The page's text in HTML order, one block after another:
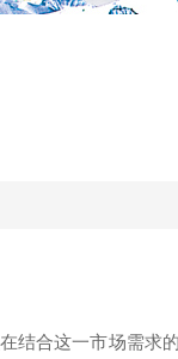
结合这一市场需求